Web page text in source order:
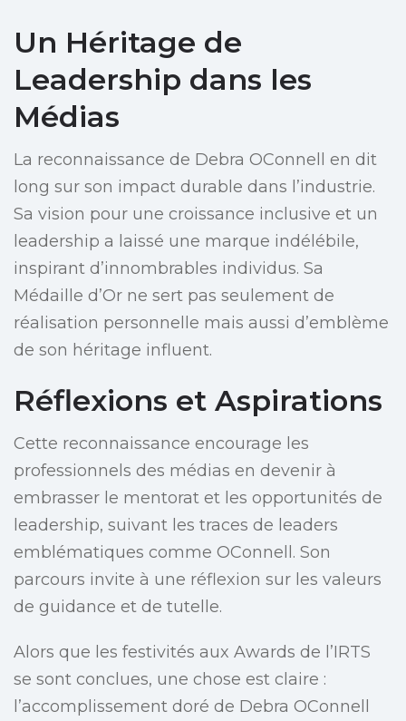
Un Héritage de
Leadership dans les
Médias
La reconnaissance de Debra OConnell en dit
long sur son impact durable dans l’industrie.
Sa vision pour une croissance inclusive et un
leadership a laissé une marque indélébile,
inspirant d’innombrables individus. Sa
Médaille d’Or ne sert pas seulement de
réalisation personnelle mais aussi d’emblème
de son héritage influent.
Réflexions et Aspirations
Cette reconnaissance encourage les
professionnels des médias en devenir à
embrasser le mentorat et les opportunités de
leadership, suivant les traces de leaders
emblématiques comme OConnell. Son
parcours invite à une réflexion sur les valeurs
de guidance et de tutelle.
Alors que les festivités aux Awards de l’IRTS
se sont conclues, une chose est claire :
l’accomplissement doré de Debra OConnell